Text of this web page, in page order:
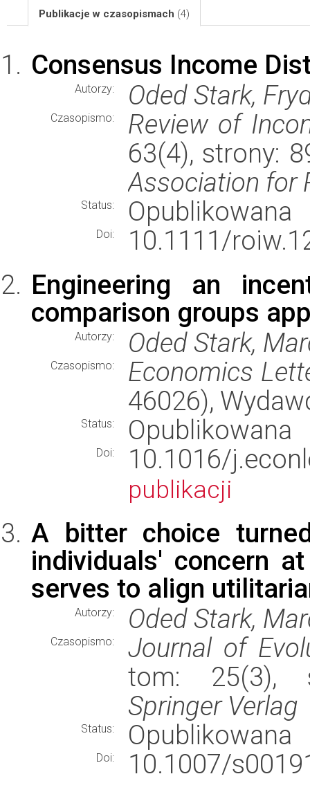
Publikacje w czasopismach (4)
Consensus Income
Autorzy: Oded Stark,
Czasopismo:
Review of
63(4), strony:
Association for
Status: Opublikowana
Doi:
10.1111/
Engineering an
comparison groups
Autorzy: Oded Stark,
Czasopismo:
Economics
46026),
Status: Opublikowana
Doi: 10.1016/
publikacji
A bitter choice
individuals' concern
serves to align
Autorzy: Oded Stark,
Czasopismo:
Journal of
tom: 25(3),
Springer Verlag
Status: Opublikowana
Doi:
10.1007/